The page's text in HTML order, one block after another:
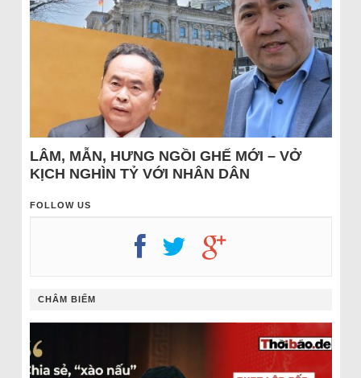
LÂM, MẪN, HƯNG NGỒI GHẾ MỚI – VỞ
KỊCH NGHÌN TỶ VỚI NHÂN DÂN
FOLLOW US
CHÂM BIẾM